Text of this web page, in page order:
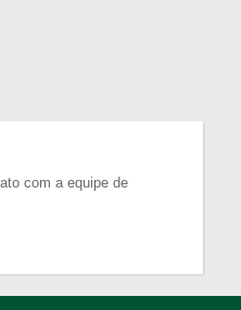
com a equipe de